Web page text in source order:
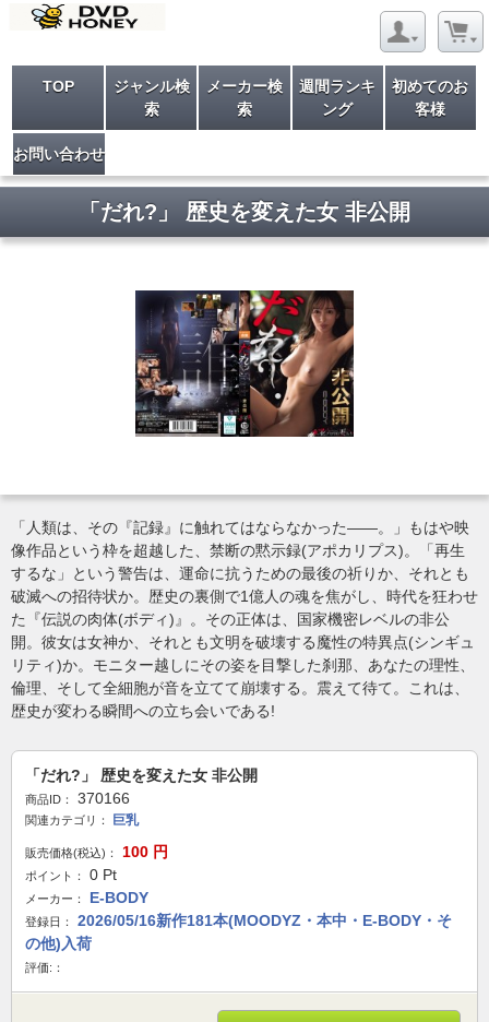
TOP
ジャンル検
索
メーカー検
索
週間ランキ
ング
初めてのお
客様
お問い合わせ
「だれ?」 歴史を変えた女 非公開
「人類は、その『記録』に触れてはならなかった――。」もはや映
像作品という枠を超越した、禁断の黙示録(アポカリプス)。「再生
するな」という警告は、運命に抗うための最後の祈りか、それとも
破滅への招待状か。歴史の裏側で1億人の魂を焦がし、時代を狂わせ
た『伝説の肉体(ボディ)』。その正体は、国家機密レベルの非公
開。彼女は女神か、それとも文明を破壊する魔性の特異点(シンギュ
リティ)か。モニター越しにその姿を目撃した刹那、あなたの理性、
倫理、そして全細胞が音を立てて崩壊する。震えて待て。これは、
歴史が変わる瞬間への立ち会いである!
「だれ?」 歴史を変えた女 非公開
商品ID： 370166
関連カテゴリ： 巨乳
販売価格(税込)： 100 円
ポイント： 0 Pt
メーカー： E-BODY
登録日：
2026/05/16新作181本(MOODYZ・本中・E-BODY・そ
の他)入荷
評価:：